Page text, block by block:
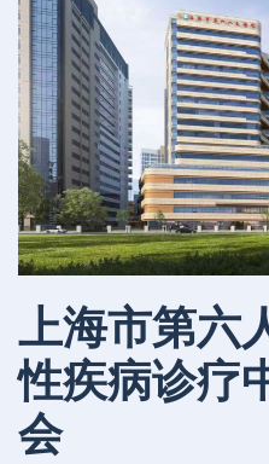
上海市第六
性疾病诊疗
会